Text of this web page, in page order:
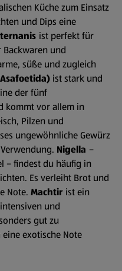
Küche zum Einsatz
und Dips eine
ist perfekt für
Backwaren und
süße und zugleich
ist stark und
der fünf
kommt vor allem in
Pilzen und
ungewöhnliche Gewürz
Nigella –
– findest du häufig in
Es verleiht Brot und
Note. Machtir ist ein
und
gut zu
exotische Note